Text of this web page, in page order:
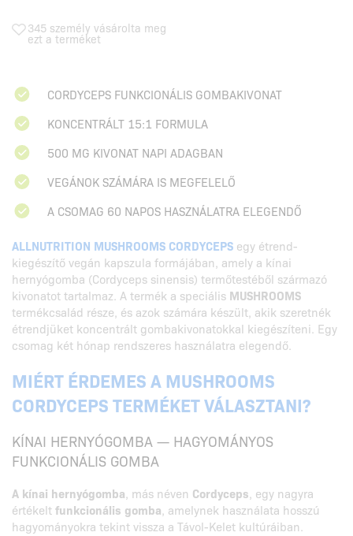
345 személy vásárolta meg
ezt a terméket
CORDYCEPS FUNKCIONÁLIS GOMBAKIVONAT
KONCENTRÁLT 15:1 FORMULA
500 MG KIVONAT NAPI ADAGBAN
VEGÁNOK SZÁMÁRA IS MEGFELELŐ
A CSOMAG 60 NAPOS HASZNÁLATRA ELEGENDŐ
ALLNUTRITION MUSHROOMS CORDYCEPS egy étrend-
kiegészítő vegán kapszula formájában, amely a kínai
hernyógomba (Cordyceps sinensis) termőtestéből származó
kivonatot tartalmaz. A termék a speciális MUSHROOMS
termékcsalád része, és azok számára készült, akik szeretnék
étrendjüket koncentrált gombakivonatokkal kiegészíteni. Egy
csomag két hónap rendszeres használatra elegendő.
MIÉRT ÉRDEMES A MUSHROOMS
CORDYCEPS TERMÉKET VÁLASZTANI?
KÍNAI HERNYÓGOMBA — HAGYOMÁNYOS
FUNKCIONÁLIS GOMBA
A kínai hernyógomba, más néven Cordyceps, egy nagyra
értékeltfunkcionális gomba, amelynek használata hosszú
hagyományokra tekint vissza a Távol-Kelet kultúráiban.